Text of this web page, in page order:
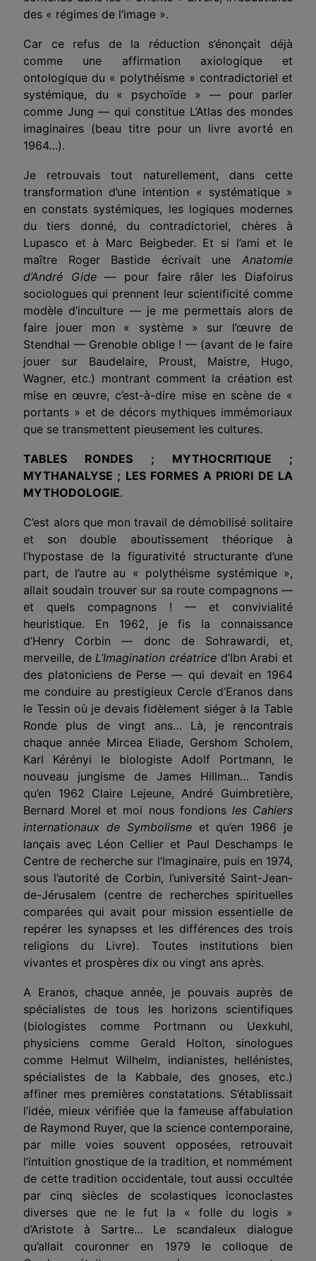
des « régimes de l’image ».
Car ce refus de la réduction s’énonçait déjà
comme une affirmation axiologique et
ontologique du « polythéisme » contradictoriel et
systémique, du « psychoïde » — pour parler
comme Jung — qui constitue L’Atlas des mondes
imaginaires (beau titre pour un livre avorté en
1964…).
Je retrouvais tout naturellement, dans cette
transformation d’une intention « systématique »
en constats systémiques, les logiques modernes
du tiers donné, du contradictoriel, chères à
Lupasco et à Marc Beigbeder. Et si l’ami et le
maître Roger Bastide écrivait une Anatomie
d’André Gide— pour faire râler les Diafoirus
sociologues qui prennent leur scientificité comme
modèle d’inculture — je me permettais alors de
faire jouer mon « système » sur l’œuvre de
Stendhal — Grenoble oblige ! — (avant de le faire
jouer sur Baudelaire, Proust, Maistre, Hugo,
Wagner, etc.) montrant comment la création est
mise en œuvre, c’est-à-dire mise en scène de «
portants » et de décors mythiques immémoriaux
que se transmettent pieusement les cultures.
TABLES RONDES ; MYTHOCRITIQUE ;
MYTHANALYSE ; LES FORMES A PRIORI DE LA
MYTHODOLOGIE.
C’est alors que mon travail de démobilisé solitaire
et son double aboutissement théorique à
l’hypostase de la figurativité structurante d’une
part, de l’autre au « polythéisme systémique »,
allait soudain trouver sur sa route compagnons —
et quels compagnons ! — et convivialité
heuristique. En 1962, je fis la connaissance
d’Henry Corbin — donc de Sohrawardi, et,
merveille, de L’Imagination créatrice d’Ibn Arabi et
des platoniciens de Perse — qui devait en 1964
me conduire au prestigieux Cercle d’Eranos dans
le Tessin où je devais fidèlement siéger à la Table
Ronde plus de vingt ans… Là, je rencontrais
chaque année Mircea Eliade, Gershom Scholem,
Karl Kérényi le biologiste Adolf Portmann, le
nouveau jungisme de James Hillman… Tandis
qu’en 1962 Claire Lejeune, André Guimbretière,
Bernard Morel et moi nous fondions les Cahiers
internationaux de Symbolismeet qu’en 1966 je
lançais avec Léon Cellier et Paul Deschamps le
Centre de recherche sur l’Imaginaire, puis en 1974,
sous l’autorité de Corbin, l’université Saint-Jean-
de-Jérusalem (centre de recherches spirituelles
comparées qui avait pour mission essentielle de
repérer les synapses et les différences des trois
religions du Livre). Toutes institutions bien
vivantes et prospères dix ou vingt ans après.
A Eranos, chaque année, je pouvais auprès de
spécialistes de tous les horizons scientifiques
(biologistes comme Portmann ou Uexkuhl,
physiciens comme Gerald Holton, sinologues
comme Helmut Wilhelm, indianistes, hellénistes,
spécialistes de la Kabbale, des gnoses, etc.)
affiner mes premières constatations. S’établissait
l’idée, mieux vérifiée que la fameuse affabulation
de Raymond Ruyer, que la science contemporaine,
par mille voies souvent opposées, retrouvait
l’intuition gnostique de la tradition, et nommément
de cette tradition occidentale, tout aussi occultée
par cinq siècles de scolastiques iconoclastes
diverses que ne le fut la « folle du logis »
d’Aristote à Sartre… Le scandaleux dialogue
qu’allait couronner en 1979 le colloque de